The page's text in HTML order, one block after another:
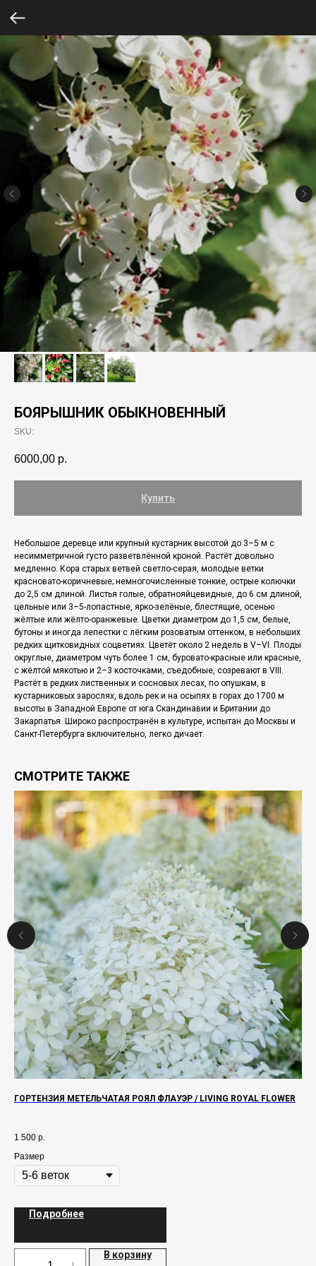
БОЯРЫШНИК ОБЫКНОВЕННЫЙ
SKU:
6000,00 р.
Купить
Небольшое деревце или крупный кустарник высотой до 3–5 м с
несимметричной густо разветвлённой кроной. Растёт довольно
медленно. Кора старых ветвей светло-серая, молодые ветки
красновато-коричневые; немногочисленные тонкие, острые колючки
до 2,5 см длиной. Листья голые, обратнояйцевидные, до 6 см длиной,
цельные или 3–5-лопастные, ярко-зелёные, блестящие, осенью
жёлтые или жёлто-оранжевые. Цветки диаметром до 1,5 см, белые,
бутоны и иногда лепестки с лёгким розоватым оттенком, в небольших
редких щитковидных соцветиях. Цветёт около 2 недель в V–VI. Плоды
округлые, диаметром чуть более 1 см, буровато-красные или красные,
с жёлтой мякотью и 2–3 косточками, съедобные, созревают в VIII.
Растёт в редких лиственных и сосновых лесах, по опушкам, в
кустарниковых зарослях, вдоль рек и на осыпях в горах до 1700 м
высоты в Западной Европе от юга Скандинавии и Британии до
Закарпатья. Широко распространён в культуре, испытан до Москвы и
Санкт-Петербурга включительно, легко дичает.
СМОТРИТЕ ТАКЖЕ
ГОРТЕНЗИЯ МЕТЕЛЬЧАТАЯ РОЯЛ ФЛАУЭР / LIVING ROYAL FLOWER
1 500 р.
Размер
Подробнее
В корзину